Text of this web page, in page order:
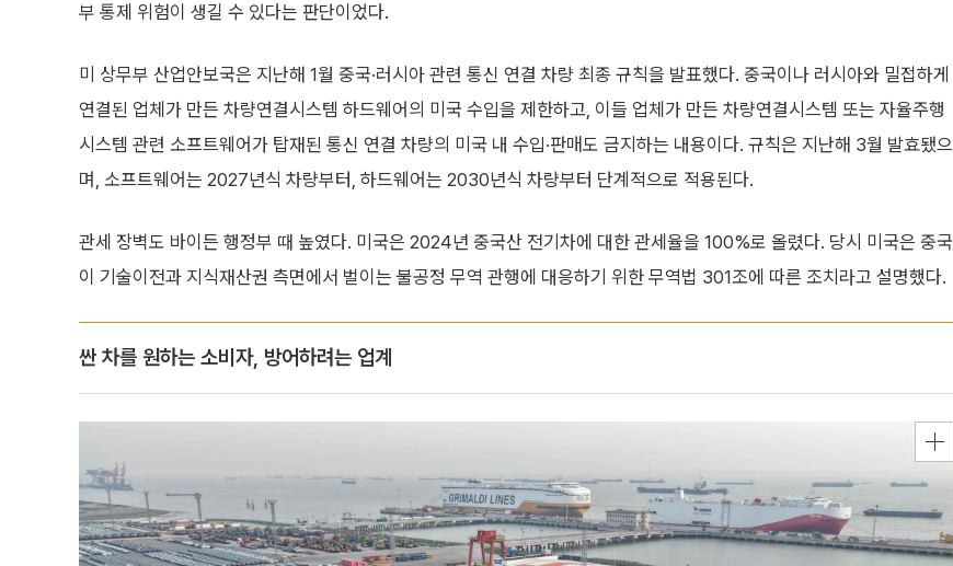
부 통제 위험이 생길 수 있다는 판단이었다.
미 상무부 산업안보국은 지난해 1월 중국·러시아 관련 통신 연결 차량 최종 규칙을 발표했다. 중국이나 러시아와 밀접하게
연결된 업체가 만든 차량연결시스템 하드웨어의 미국 수입을 제한하고, 이들 업체가 만든 차량연결시스템 또는 자율주행
시스템 관련 소프트웨어가 탑재된 통신 연결 차량의 미국 내 수입·판매도 금지하는 내용이다. 규칙은 지난해 3월 발효됐으
며, 소프트웨어는 2027년식 차량부터, 하드웨어는 2030년식 차량부터 단계적으로 적용된다.
관세 장벽도 바이든 행정부 때 높였다. 미국은 2024년 중국산 전기차에 대한 관세율을 100%로 올렸다. 당시 미국은 중국
이 기술이전과 지식재산권 측면에서 벌이는 불공정 무역 관행에 대응하기 위한 무역법 301조에 따른 조치라고 설명했다.
싼 차를 원하는 소비자, 방어하려는 업계